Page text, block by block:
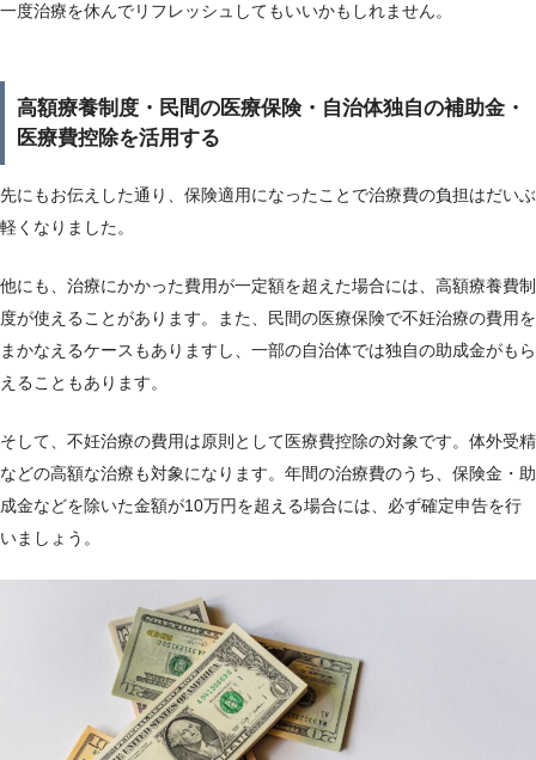
一度治療を休んでリフレッシュしてもいいかもしれません。
高額療養制度・民間の医療保険・自治体独自の補助金・
医療費控除を活用する
先にもお伝えした通り、保険適用になったことで治療費の負担はだいぶ
軽くなりました。
他にも、治療にかかった費用が一定額を超えた場合には、高額療養費制
度が使えることがあります。また、民間の医療保険で不妊治療の費用を
まかなえるケースもありますし、一部の自治体では独自の助成金がもら
えることもあります。
そして、不妊治療の費用は原則として医療費控除の対象です。体外受精
などの高額な治療も対象になります。年間の治療費のうち、保険金・助
成金などを除いた金額が10万円を超える場合には、必ず確定申告を行
いましょう。